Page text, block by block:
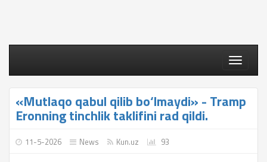
Toggle
«Mutlaqo qabul qilib bo‘lmaydi» - Tramp
Eronning tinchlik taklifini rad qildi.
11-5-2026 News Kun.uz 93